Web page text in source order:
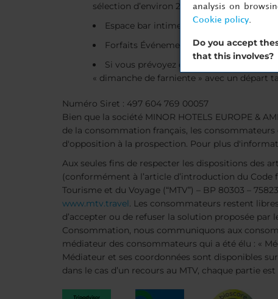
sélection d’environ 200 plats frais et faits
Espace bar intime, idéal pour se
Forfaits Événements pour répondre à
Si vous prévoyez de séjourner chez
« dimanche de farniente » avec un départ
Numéro Siret : 497 604 769 00057
Bien que la société MINOR HOTELS EUROPE &
de la consommation français, les
d'opposition à la prospection. Pour plus
Aux seules fins de respecter les dispositions des
(conformément à l’article d’introduction du
Tourisme et du Voyage (“MTV”) – BP 80303 –
www.mtv.travel. Les consommateurs restent
d’accepter ou de refuser la solution proposée par
Consommation, nous communiquons aux
médiateur des consommateurs qui a été élu : «
Médiateur et ses coordonnées sont disponibles
dans le cas d’un recours au MTV, chaque partie
analysis on
Cookie policy.
Do you accept
that this involves?